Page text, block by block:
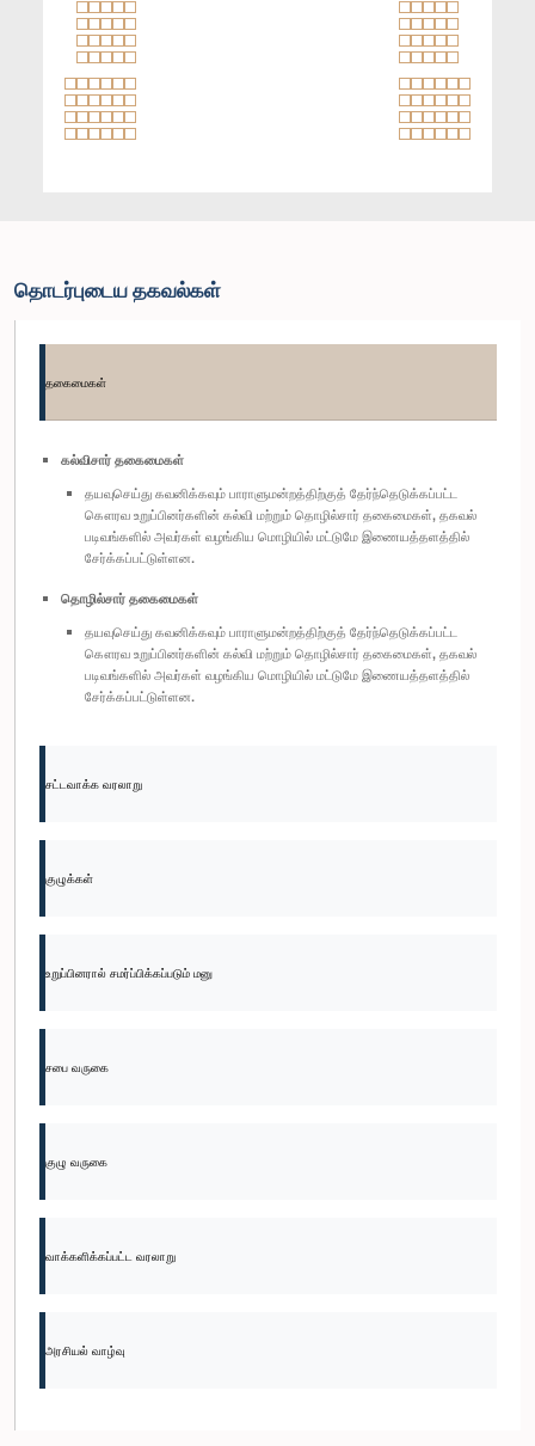
தொடர்புடைய தகவல்கள்
தகைமைகள்
கல்விசார் தகைமைகள்
தயவுசெய்து கவனிக்கவும் பாராளுமன்றத்திற்குத் தேர்ந்தெடுக்கப்பட்ட
கௌரவ உறுப்பினர்களின் கல்வி மற்றும் தொழில்சார் தகைமைகள், தகவல்
படிவங்களில் அவர்கள் வழங்கிய மொழியில் மட்டுமே இணையத்தளத்தில்
சேர்க்கப்பட்டுள்ளன.
தொழில்சார் தகைமைகள்
தயவுசெய்து கவனிக்கவும் பாராளுமன்றத்திற்குத் தேர்ந்தெடுக்கப்பட்ட
கௌரவ உறுப்பினர்களின் கல்வி மற்றும் தொழில்சார் தகைமைகள், தகவல்
படிவங்களில் அவர்கள் வழங்கிய மொழியில் மட்டுமே இணையத்தளத்தில்
சேர்க்கப்பட்டுள்ளன.
சட்டவாக்க வரலாறு
குழுக்கள்
உறுப்பினரால் சமர்ப்பிக்கப்படும் மனு
சபை வருகை
குழு வருகை
வாக்களிக்கப்பட்ட வரலாறு
அரசியல் வாழ்வு